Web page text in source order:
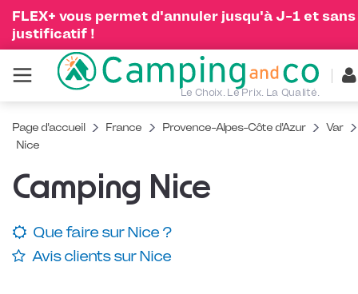
FLEX+ vous permet d'annuler jusqu'à J-1 et sans
justificatif !
Le Choix. Le Prix. La Qualité.
Page d'accueil France Provence-Alpes-Côte d'Azur
Var
Nice
Camping Nice
Que faire sur Nice ?
Avis clients sur Nice